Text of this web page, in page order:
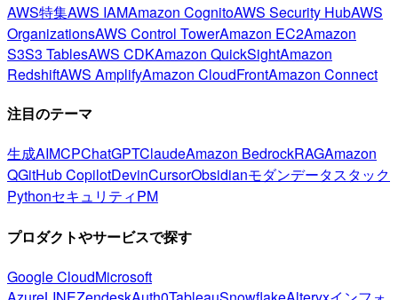
AWS特集AWS IAMAmazon CognitoAWS Security HubAWS
OrganizationsAWS Control TowerAmazon EC2Amazon
S3S3 TablesAWS CDKAmazon QuickSightAmazon
RedshiftAWS AmplifyAmazon CloudFrontAmazon Connect
注目のテーマ
生成AIMCPChatGPTClaudeAmazon BedrockRAGAmazon
QGitHub CopilotDevinCursorObsidianモダンデータスタック
PythonセキュリティPM
プロダクトやサービスで探す
Google CloudMicrosoft